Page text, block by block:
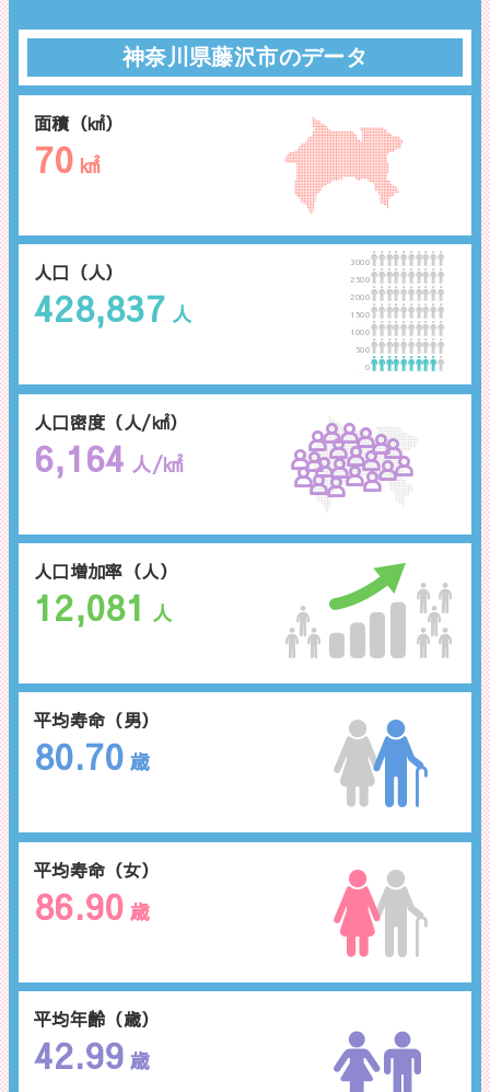
面積（㎢）
70 ㎢
人口密度（人/㎢）
6,164 人/㎢
平均寿命（男）
80.70 歳
平均年齢（歳）
42.99 歳
神奈川県藤沢市のデータ
人口（人）
428,837 人
3000
2500
2000
1500
1000
500
0
人口増加率（人）
12,081 人
平均寿命（女）
86.90 歳